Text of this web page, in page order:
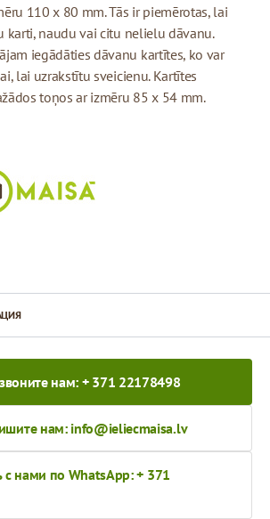
110 x 80 mm. Tās ir piemērotas, lai
karti, naudu vai citu nelielu dāvanu.
iegādāties dāvanu kartītes, ko var
lai uzrakstītu sveicienu. Kartītes
toņos ar izmēru 85 x 54 mm.
нам: + 371 22178498
нам: info@ieliecmaisa.lv
с нами по WhatsApp: + 371